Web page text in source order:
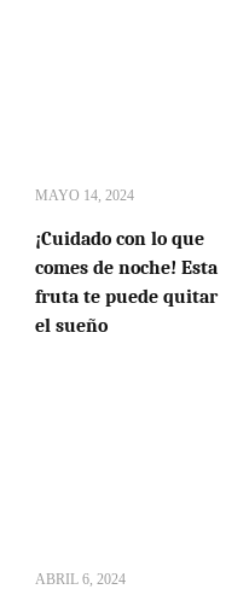
MAYO 14, 2024
¡Cuidado con lo que
comes de noche! Esta
fruta te puede quitar
el sueño
ABRIL 6, 2024